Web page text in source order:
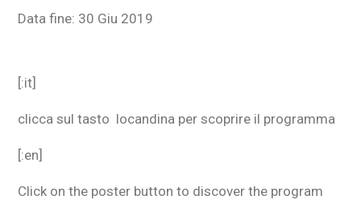
Data fine: 30 Giu 2019
[:it]
clicca sul tasto locandina per scoprire il programma
[:en]
Click on the poster button to discover the program